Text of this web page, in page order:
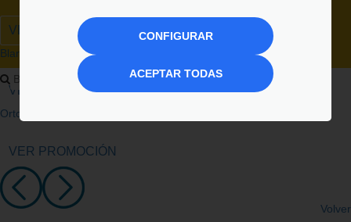
CONFIGURAR
ACEPTAR TODAS
VER LISTADO
Blanqueamiento dental con luz led
VER PROMOCIÓN
Ortodoncia invisible removible
VER PROMOCIÓN
Volver